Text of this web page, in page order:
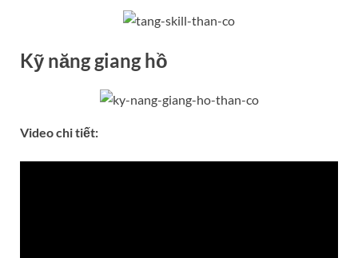
Kỹ năng giang hồ
Video chi tiết: